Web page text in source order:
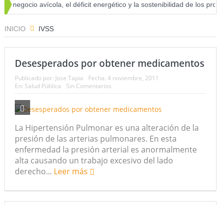
negocio avícola, el déficit energético y la sostenibilidad de los
INICIO IVSS
Desesperados por obtener medicamentos
Publicado por: Jose Tapia Fecha: 4 noviembre, 2011
En: Salud Pública Sin Comentarios
La Hipertensión Pulmonar es una alteración de la
presión de las arterias pulmonares. En esta
enfermedad la presión arterial es anormalmente
alta causando un trabajo excesivo del lado
derecho... Leer más